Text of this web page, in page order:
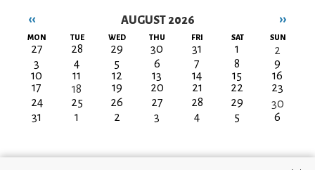
AUGUST 2026
Pagination
‹‹ ››
MON TUE WED THU FRI SAT SUN
27 28 29 30 31 1
2
3
4 5 6 7 8
9
10
11 12 13 14 15
16
17
18 19 20 21 22
23
24
25 26 27 28 29
30
31
1 2 3 4 5 6